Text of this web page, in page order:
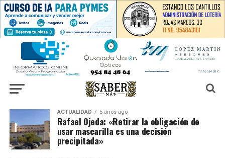
ACTUALIDAD 5 años ago
Rafael Ojeda: «Retirar la obligación de
usar mascarilla es una decisión
precipitada»